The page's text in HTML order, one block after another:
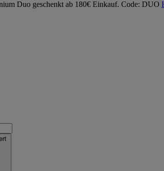
Duo geschenkt ab 180€ Einkauf. Code: DUO